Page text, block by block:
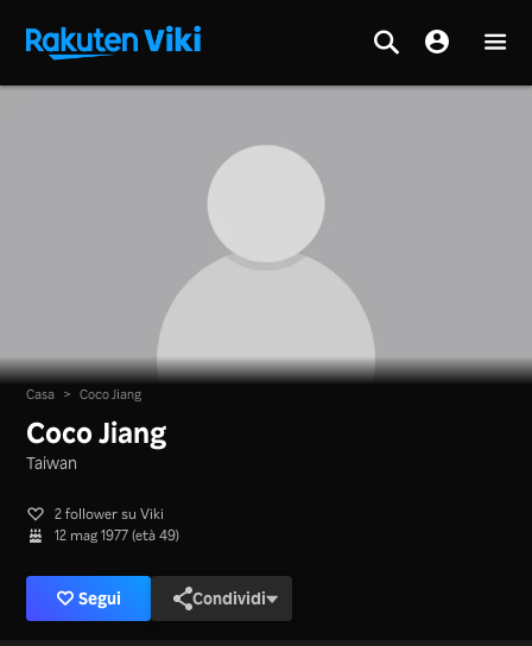
Casa > Coco Jiang
Coco Jiang
Taiwan
2 follower su Viki
12 mag 1977 (età 49)
Segui Condividi